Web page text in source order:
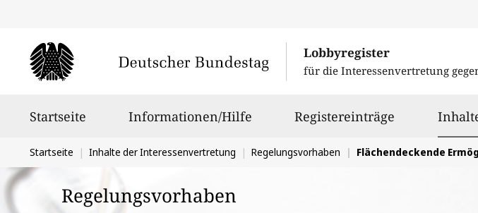
Lobbyregister
für die Interessenvertretung
Startseite Informationen/Hilfe Registereinträge
Sie
befinden
sich
Startseite Inhalte der Interessenvertretung Regelungsvorhaben Flächendeckende Ermöglichung des digitalen Bezahlens von Steuern und
Regelungsvorhaben